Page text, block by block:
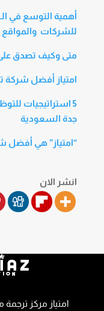
أهمية التوسع في
للشركات والمواقع
متى وكيف تصدق
امتياز أفضل شركة
5 استراتيجيات
جدة السعودية
“امتياز” هي أفضل
انشر الان
امتياز مركز